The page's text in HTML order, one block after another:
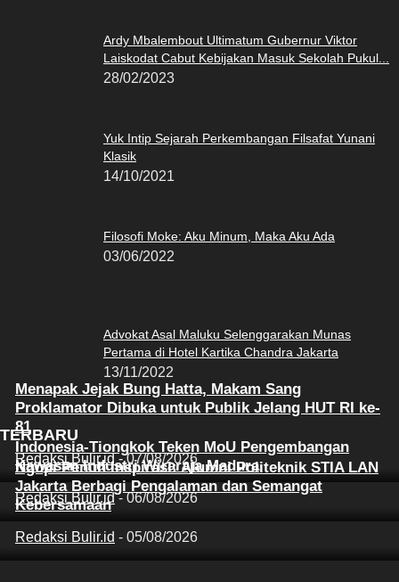
Ardy Mbalembout Ultimatum Gubernur Viktor
Laiskodat Cabut Kebijakan Masuk Sekolah Pukul...
28/02/2023
Yuk Intip Sejarah Perkembangan Filsafat Yunani
Klasik
14/10/2021
Filosofi Moke: Aku Minum, Maka Aku Ada
03/06/2022
Advokat Asal Maluku Selenggarakan Munas
Pertama di Hotel Kartika Chandra Jakarta
13/11/2022
TERBARU
Menapak Jejak Bung Hatta, Makam Sang
Proklamator Dibuka untuk Publik Jelang HUT RI ke-
81
Redaksi Bulir.id - 07/08/2026
Indonesia-Tiongkok Teken MoU Pengembangan
Kawasan Industri Wiraraja Madura
Redaksi Bulir.id - 06/08/2026
Ngopi Penuh Inspirasi: Alumni Politeknik STIA LAN
Jakarta Berbagi Pengalaman dan Semangat
Kebersamaan
Redaksi Bulir.id - 05/08/2026